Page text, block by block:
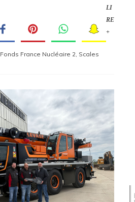
LI
RE
+
Fonds France Nucléaire 2 Scales